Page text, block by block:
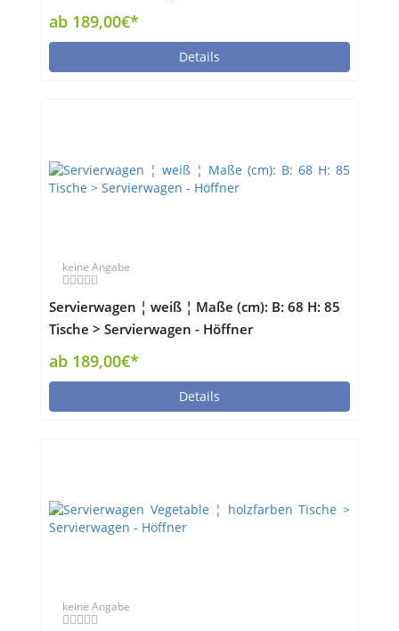
ab 189,00€*
Details
keine Angabe
Servierwagen ¦ weiß ¦ Maße (cm): B: 68 H: 85
Tische > Servierwagen - Höffner
ab 189,00€*
Details
keine Angabe